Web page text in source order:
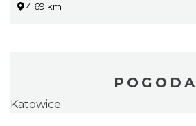
4.69 km
POGODA
Katowice